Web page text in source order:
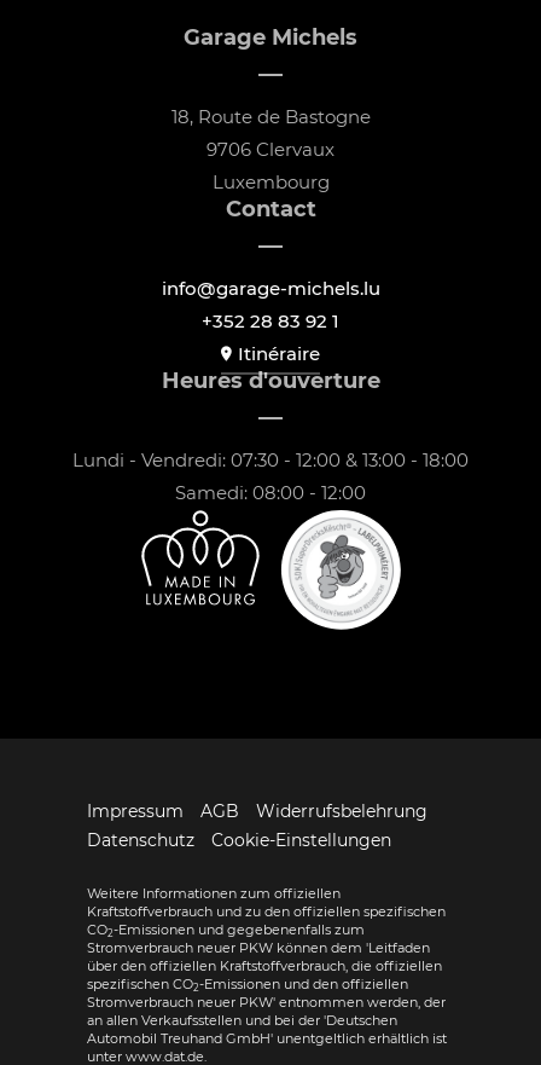
Garage Michels
18, Route de Bastogne
9706 Clervaux
Luxembourg
Contact
info@garage-michels.lu
+352 28 83 92 1
Itinéraire
Heures d'ouverture
Lundi - Vendredi: 07:30 - 12:00 & 13:00 - 18:00
Samedi: 08:00 - 12:00
Impressum AGB
Widerrufsbelehrung
Datenschutz
Cookie-Einstellungen
Weitere Informationen zum offiziellen
Kraftstoffverbrauch und zu den offiziellen spezifischen
CO2-Emissionen und gegebenenfalls zum
Stromverbrauch neuer PKW können dem 'Leitfaden
über den offiziellen Kraftstoffverbrauch, die offiziellen
spezifischen CO2-Emissionen und den offiziellen
Stromverbrauch neuer PKW' entnommen werden, der
an allen Verkaufsstellen und bei der 'Deutschen
Automobil Treuhand GmbH' unentgeltlich erhältlich ist
unter www.dat.de.